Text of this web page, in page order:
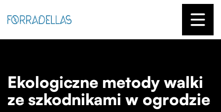
Ekologiczne metody walki
ze szkodnikami w ogrodzie